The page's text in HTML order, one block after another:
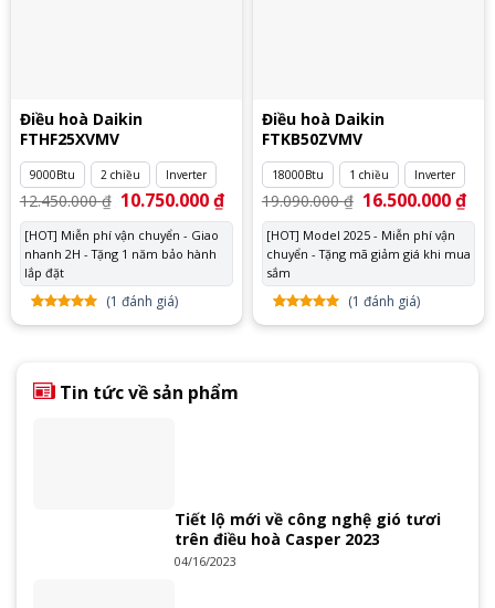
Điều hoà Daikin
FTHF25XVMV
9000Btu 2 chiều Inverter
12.450.000₫ Giá
gốc
là:
12.450.000 ₫.
10.750.000₫Giá
tại
10.750.000 ₫.
[HOT] Miễn phí vận chuyển - Giao
nhanh 2H - Tặng 1 năm bảo hành
lắp đặt
5.00trên
1
giá
(1 đánh giá)
Điều hoà Daikin
FTKB50ZVMV
18000Btu 1 chiều Inverter
19.090.000₫ Giá
gốc
là:
19.090.000 ₫.
16.500.000₫Giá
tại
[HOT] Model 2025 - Miễn phí vận
chuyển - Tặng mã giảm giá khi mua
sắm
5.00trên
1
(1 đánh giá)
Tin tức về sản phẩm
Tiết lộ mới về công nghệ gió tươi
trên điều hoà Casper 2023
04/16/2023